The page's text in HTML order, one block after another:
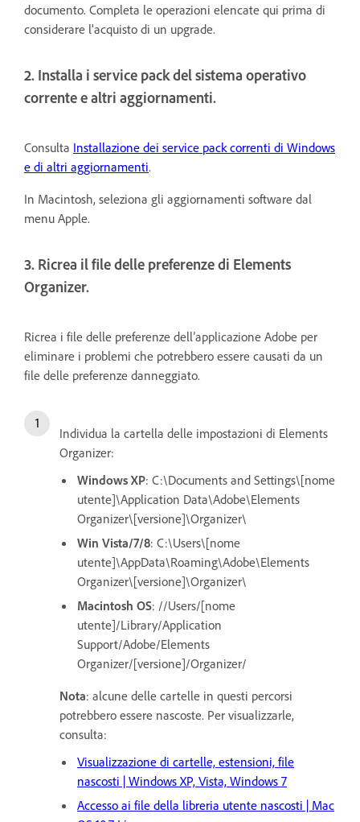
documento. Completa le operazioni elencate qui prima di
considerare l'acquisto di un upgrade.
2. Installa i service pack del sistema operativo
corrente e altri aggiornamenti.
Consulta Installazione dei service pack correnti di Windows
e di altri aggiornamenti.
In Macintosh, seleziona gli aggiornamenti software dal
menu Apple.
3. Ricrea il file delle preferenze di Elements
Organizer.
Ricrea i file delle preferenze dell’applicazione Adobe per
eliminare i problemi che potrebbero essere causati da un
file delle preferenze danneggiato.
Individua la cartella delle impostazioni di Elements
Organizer:
Windows XP: C:\Documents and Settings\[nome
utente]\Application Data\Adobe\Elements
Organizer\[versione]\Organizer\
Win Vista/7/8: C:\Users\[nome
utente]\AppData\Roaming\Adobe\Elements
Organizer\[versione]\Organizer\
Macintosh OS: //Users/[nome
utente]/Library/Application
Support/Adobe/Elements
Organizer/[versione]/Organizer/
Nota: alcune delle cartelle in questi percorsi
potrebbero essere nascoste. Per visualizzarle,
consulta:
Visualizzazione di cartelle, estensioni, file
nascosti | Windows XP, Vista, Windows 7
Accesso ai file della libreria utente nascosti | Mac